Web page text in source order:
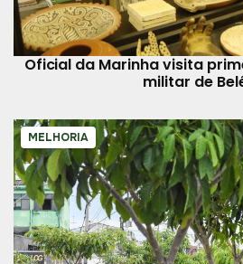
Oficial da Marinha visita
militar de
MELHORIA